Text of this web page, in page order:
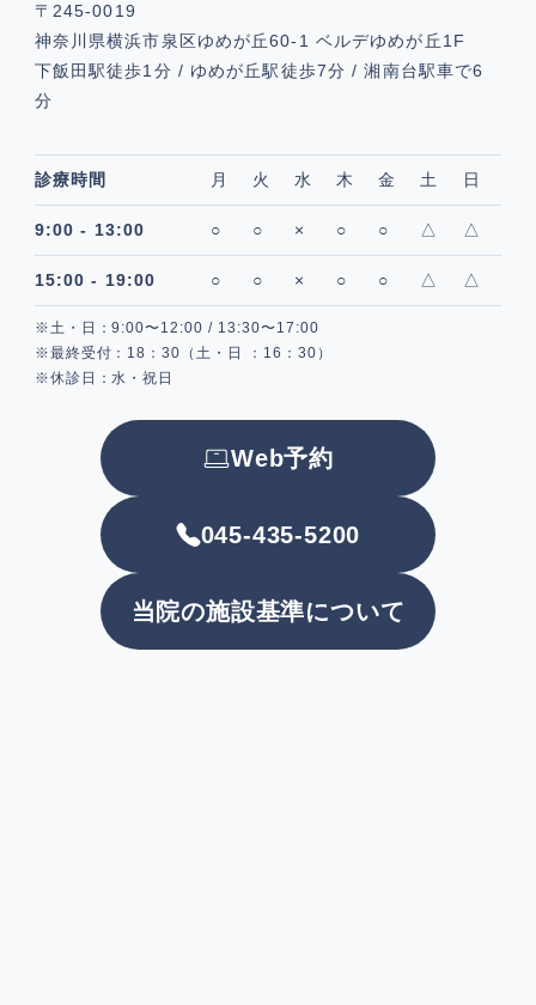
〒245-0019
神奈川県横浜市泉区ゆめが丘60-1 ベルデゆめが丘1F
下飯田駅徒歩1分 / ゆめが丘駅徒歩7分 / 湘南台駅車で6
分
診療時間 月 火 水 木 金 土 日
9:00 - 13:00 ○ ○ × ○ ○ △ △
15:00 - 19:00 ○ ○ × ○ ○ △ △
※土・日：9:00〜12:00 / 13:30〜17:00
※最終受付：18：30（土・日 ：16：30）
※休診日：水・祝日
Web予約
045-435-5200
当院の施設基準について